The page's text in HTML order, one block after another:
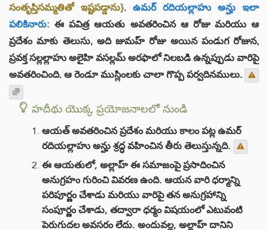
సంతృప్తిసమ్మతితో ఇష్టపడ్డాను}. ఉమర్ రదియల్లాహు అన్హు ఇలా
పలికినారు: ఈ పవిత్ర ఆయతు అవతరించిన ఆ రోజు మరియు ఆ
ప్రదేశం మాకు తెలుసు, అది జుమహ్ రోజు అయిన పండుగ రోజున,
ప్రవక్త సల్లల్లాహు అలైహి వసల్లమ్ అరఫాలో నిలబడి ఉన్నప్పుడు వారిపై
అవతరించింది. ఆ రెండూ ముస్లింలకు చాలా గొప్ప పర్వదినములు.
హదీథు యొక్క ప్రయోజనాలలో నుండి
ఆయత్ అవతరించిన ప్రదేశం మరియు కాలం పట్ల ఉమర్
రదియల్లాహు అన్హు శ్రద్ధ వహించిన తీరు తెలుస్తున్నది.
ఈ ఆయతులో, అల్లాహ్ ఈ సమాజంపై ప్రసాదించిన
అనుగ్రహం గురించి వివరణ ఉంది. ఆయన వారి ధర్మాన్ని
పరిపూర్ణం చేశాడు మరియు వారిపై తన అనుగ్రహాన్ని
సంపూర్ణం చేశాడు, తద్వారా ధర్మం విషయంలో ఎటువంటి
పెరుగుదల అవసరం లేదు. అందువల్ల, అల్లాహ్ దానిని